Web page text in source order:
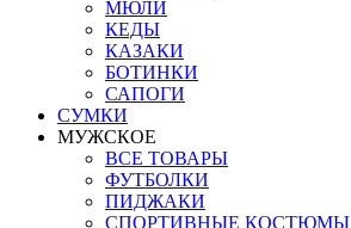
МЮЛИ
КЕДЫ
КАЗАКИ
БОТИНКИ
САПОГИ
СУМКИ
МУЖСКОЕ
ВСЕ ТОВАРЫ
ФУТБОЛКИ
ПИДЖАКИ
СПОРТИВНЫЕ КОСТЮМЫ